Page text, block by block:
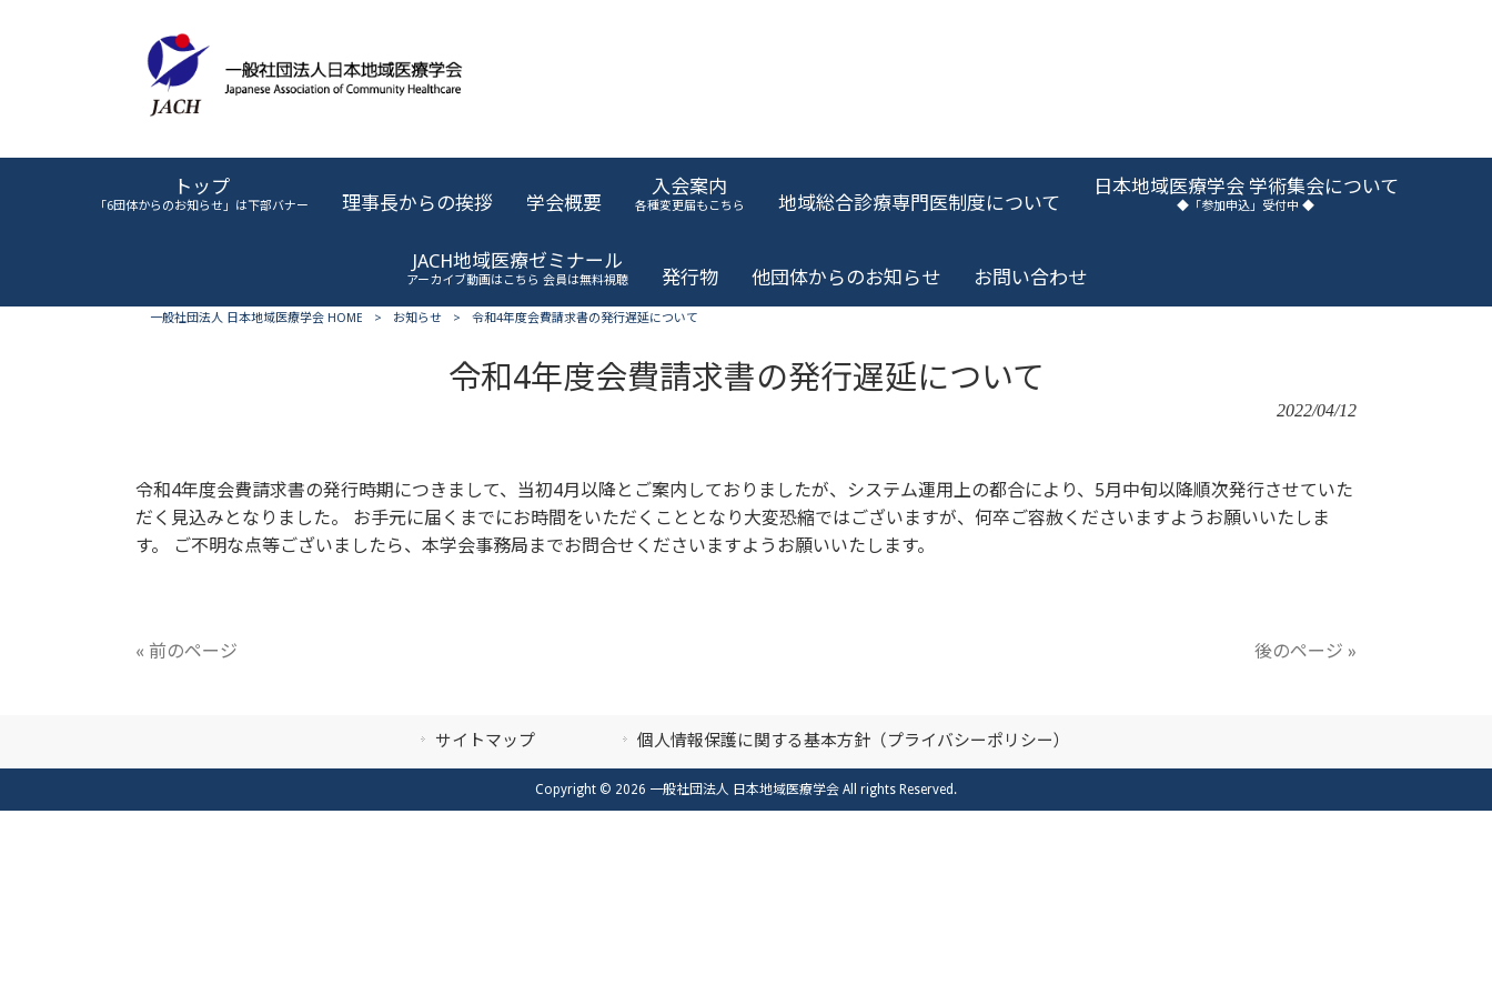
トップ
「6団体からのお知らせ」は下部バナー 理事長からの挨拶 学会概要
入会案内
各種変更届もこちら 地域総合診療専門医制度について
日本地域医療学会 学術集会について
◆「参加申込」受付中 ◆
JACH地域医療ゼミナール
アーカイブ動画はこちら 会員は無料視聴 発行物 他団体からのお知らせ お問い合わせ
一般社団法人 日本地域医療学会 HOME > お知らせ > 令和4年度会費請求書の発行遅延について
令和4年度会費請求書の発行遅延について
2022/04/12
令和4年度会費請求書の発行時期につきまして、当初4月以降とご案内しておりましたが、システム運用上の都合により、5月中旬以降順次発行させていた
だく見込みとなりました。 お手元に届くまでにお時間をいただくこととなり大変恐縮ではございますが、何卒ご容赦くださいますようお願いいたしま
す。 ご不明な点等ございましたら、本学会事務局までお問合せくださいますようお願いいたします。
« 前のページ 後のページ »
サイトマップ 個人情報保護に関する基本方針（プライバシーポリシー）
Copyright © 2026 一般社団法人 日本地域医療学会 All rights Reserved.